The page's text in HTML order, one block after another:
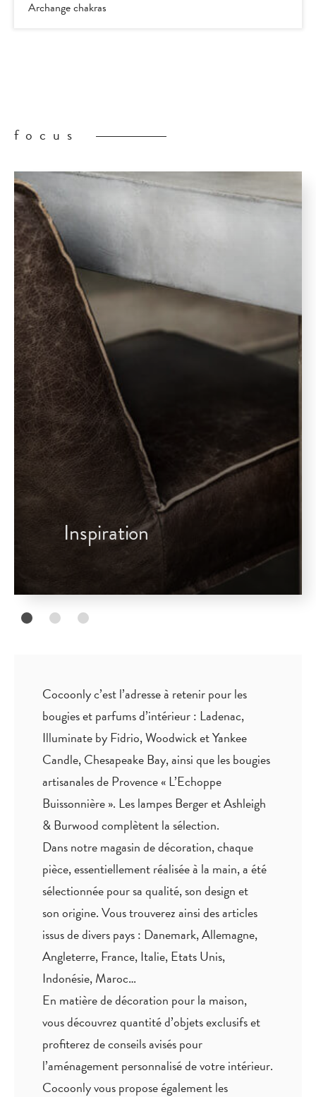
Archange chakras
focus
Inspiration
Cocoonly c’est l’adresse à retenir pour les
bougies et parfums d’intérieur : Ladenac,
Illuminate by Fidrio, Woodwick et Yankee
Candle, Chesapeake Bay, ainsi que les bougies
artisanales de Provence « L’Echoppe
Buissonnière ». Les lampes Berger et Ashleigh
& Burwood complètent la sélection.
Dans notre magasin de décoration, chaque
pièce,essentiellement réalisée à la main, a été
sélectionnée pour sa qualité, son design et
son origine. Vous trouverez ainsi des articles
issus de divers pays : Danemark, Allemagne,
Angleterre, France, Italie, Etats Unis,
Indonésie, Maroc…
En matière de décoration pour la maison,
vous découvrez quantitéd’objets exclusifset
profiterez deconseils aviséspour
l’aménagement personnalisé de votre intérieur.
Cocoonly vous propose également les